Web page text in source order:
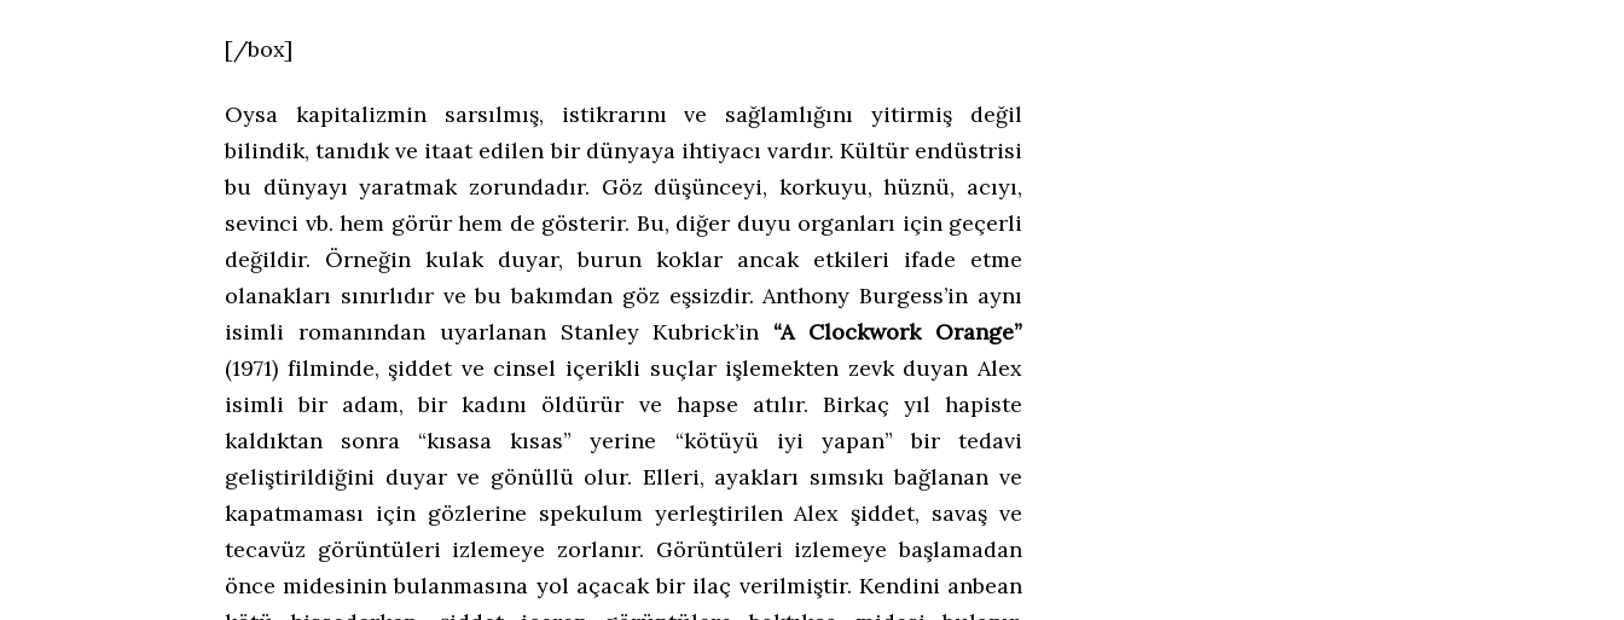
[/box]
Oysa kapitalizmin sarsılmış, istikrarını ve sağlamlığını yitirmiş değil
bilindik, tanıdık ve itaat edilen bir dünyaya ihtiyacı vardır. Kültür endüstrisi
bu dünyayı yaratmak zorundadır. Göz düşünceyi, korkuyu, hüznü, acıyı,
sevinci vb. hem görür hem de gösterir. Bu, diğer duyu organları için geçerli
değildir. Örneğin kulak duyar, burun koklar ancak etkileri ifade etme
olanakları sınırlıdır ve bu bakımdan göz eşsizdir. Anthony Burgess’in aynı
isimli romanından uyarlanan Stanley Kubrick’in “A Clockwork Orange”
(1971) filminde, şiddet ve cinsel içerikli suçlar işlemekten zevk duyan Alex
isimli bir adam, bir kadını öldürür ve hapse atılır. Birkaç yıl hapiste
kaldıktan sonra “kısasa kısas” yerine “kötüyü iyi yapan” bir tedavi
geliştirildiğini duyar ve gönüllü olur. Elleri, ayakları sımsıkı bağlanan ve
kapatmaması için gözlerine spekulum yerleştirilen Alex şiddet, savaş ve
tecavüz görüntüleri izlemeye zorlanır. Görüntüleri izlemeye başlamadan
önce midesinin bulanmasına yol açacak bir ilaç verilmiştir. Kendini anbean